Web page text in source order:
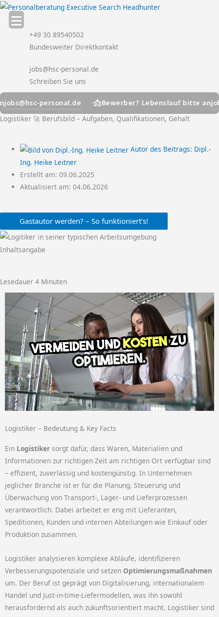
Zum
Inhalt
springen
+49 30 89540502
Bundesweiter Direktkontakt
jobs@hsc-personal.de
Schreiben Sie uns
personal.de 📩Bewerber? Lebenslauf bitte an
Logistiker 🚀 Berufsbild – Aufgaben, Qualifikationen, Gehalt
Autor des Beitrags: Dipl.-
Ing. Heike Leitner
Erstellt am:09.06.2025
Aktualisiert am: 04.06.2026
Gastautor werden? – So funktioniert’s!
Inhaltsangabe
Lesedauer 4 Minuten
Logistiker – Bedeutung & Key Facts
Ein Logistiker sorgt dafür, dass Waren, Materialien und
Informationen zur richtigen Zeit am richtigen Ort verfügbar sind
– effizient, zuverlässig und kostengünstig. In Unternehmen
jeglicher Branche ist er für die Planung, Steuerung und
Überwachung von Transport-, Lager- und Lieferprozessen
verantwortlich. Dabei arbeitet er eng mit Lieferanten,
Speditionen, Kunden und internen Abteilungen wie Einkauf oder
Produktion zusammen.
Logistiker analysieren komplexe Abläufe, identifizieren
Verbesserungspotenziale und setzen Optimierungsmaßnahmen
um. Der Beruf ist geprägt von Digitalisierung, internationalem
Handel und Just-in-time-Liefermodellen, was ihn sowohl
herausfordernd als auch zukunftsorientiert macht. Logistiker sind